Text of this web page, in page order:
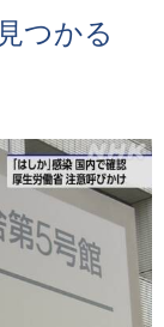
見つかる